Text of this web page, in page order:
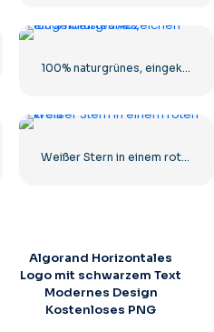
Weißer Stern in einem roten Kreis
Algorand Horizontales
Logo mit schwarzem Text
Modernes Design
Kostenloses PNG